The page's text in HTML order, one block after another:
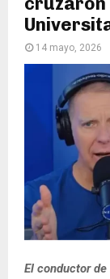
14 mayo, 2026
El conductor